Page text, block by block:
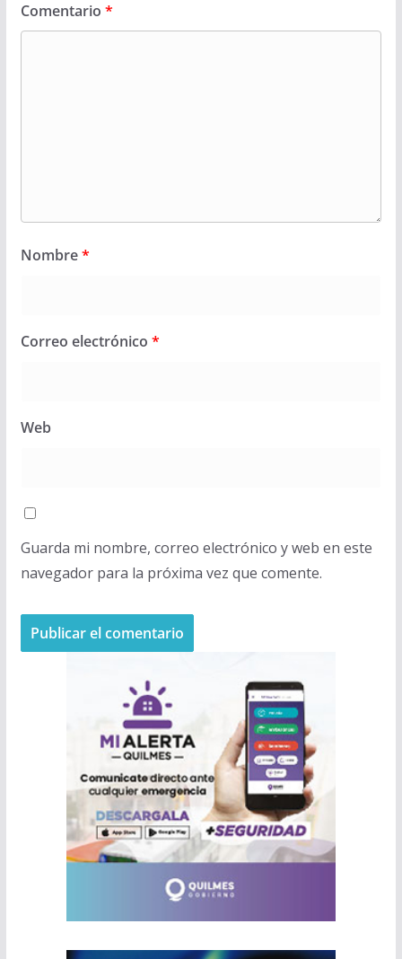
Comentario *
Nombre*
Correo electrónico *
Web
Guarda mi nombre, correo electrónico y web en este
navegador para la próxima vez que comente.